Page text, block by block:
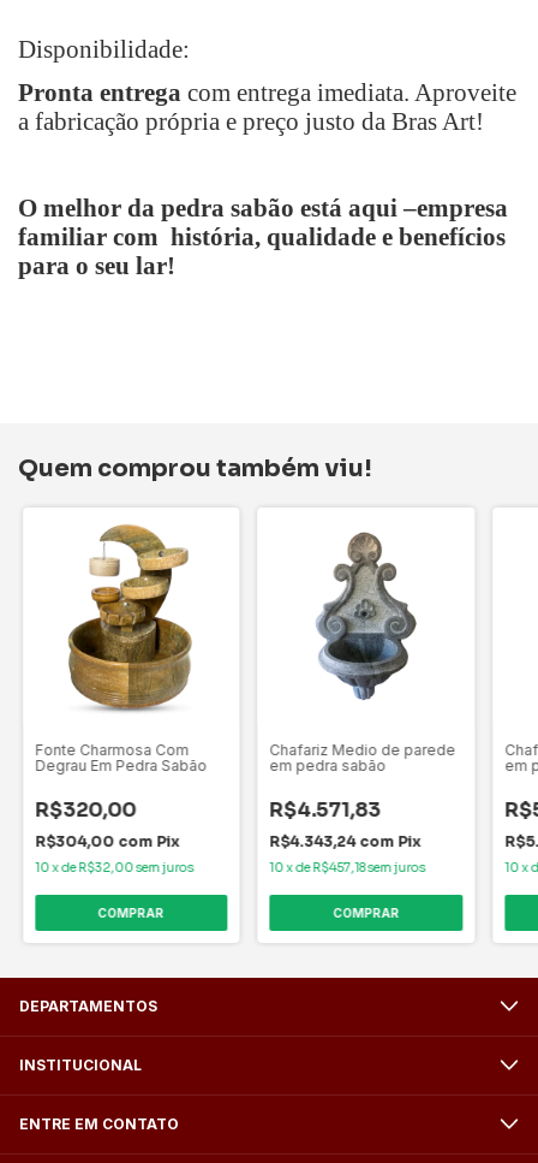
Disponibilidade:
Pronta entrega com entrega imediata. Aproveite
a fabricação própria e preço justo da Bras Art!
O melhor da pedra sabão está aqui–empresa
familiar com história, qualidade e benefícios
para o seu lar!
Quem comprou também viu!
Fonte Charmosa Com
Degrau Em Pedra Sabão
R$320,00
R$304,00 com Pix
10xdeR$32,00sem juros
COMPRAR
Chafariz Medio de parede
em pedra sabão
R$4.571,83
R$4.343,24 com Pix
10xdeR$457,18sem juros
em
10x
DEPARTAMENTOS
INSTITUCIONAL
ENTRE EM CONTATO